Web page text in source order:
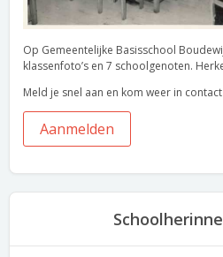
Op Gemeentelijke Basisschool
klassenfoto’s en 7 schoolgenoten.
Meld je snel aan en kom weer in
Aanmelden